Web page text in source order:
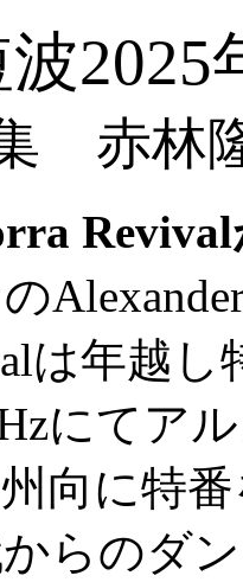
波
赤林
は年越
にてア
向に特
らのダ